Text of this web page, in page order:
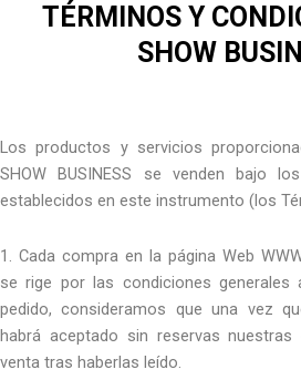
TÉRMINOS Y
SHOW
Los productos y servicios
SHOW BUSINESS se venden bajo
establecidos en este instrumento (los
1. Cada compra en la página Web
se rige por las condiciones generales
pedido, consideramos que una vez
habrá aceptado sin reservas nuestras
venta tras haberlas leído.